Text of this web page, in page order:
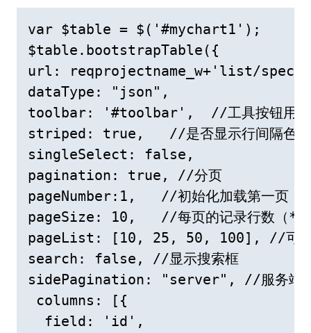
var $table = $('#mychart1');
$table.bootstrapTable({
url: reqprojectname_w+'list/
dataType: "json",
toolbar: '#toolbar',  //工具按钮用哪
striped: true,   //是否显示行间隔色
singleSelect: false,
pagination: true, //分页
pageNumber:1,   //初始化加载第一页，
pageSize: 10,   //每页的记录行数（*）
pageList: [10, 25, 50, 100], //可供选
search: false, //显示搜索框
sidePagination: "server", //服务端处
columns: [{
  field: 'id',